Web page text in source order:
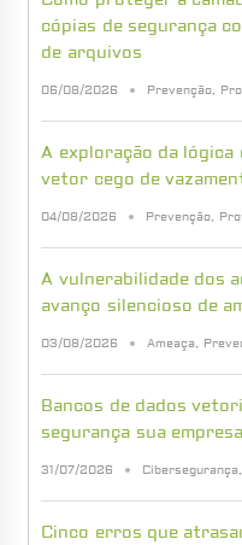
cópias de segurança
de arquivos
06/08/2026 Prevenção,
A exploração da lógica
vetor cego de
04/08/2026 Prevenção,
A vulnerabilidade dos
avanço silencioso de
03/08/2026 Ameaça,
Bancos de dados
segurança sua
31/07/2026 Cibersegurança,
Cinco erros que